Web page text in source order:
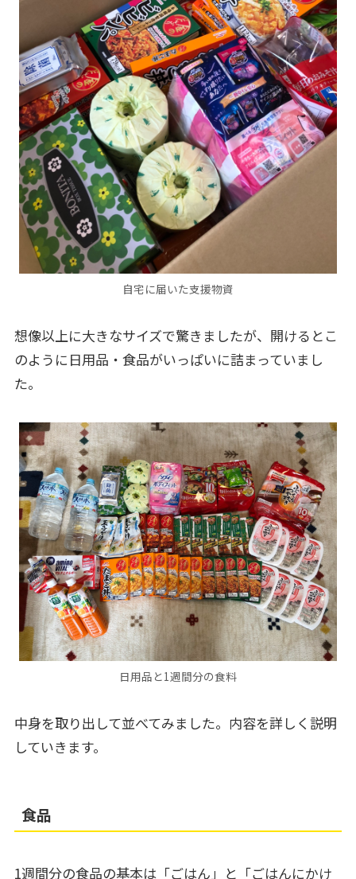
自宅に届いた支援物資
想像以上に大きなサイズで驚きましたが、開けるとこ
のように日用品・食品がいっぱいに詰まっていまし
た。
日用品と1週間分の食料
中身を取り出して並べてみました。内容を詳しく説明
していきます。
食品
1週間分の食品の基本は「ごはん」と「ごはんにかけ